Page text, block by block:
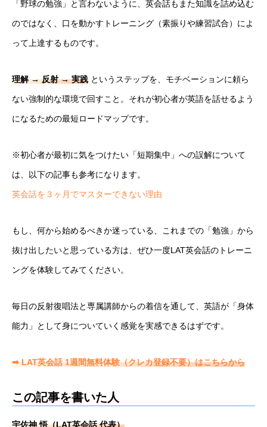
「野球の勉強」と言わないように、英会話もまた知識を詰め込む
のではなく、口を動かすトレーニング（素振りや練習試合）によ
って上達するものです。
理解 → 反射 → 実践 というステップを、モチベーションに頼ら
ない強制的な環境で回すこと。それが初心者が英語を話せるよう
になるための最短ロードマップです。
※初心者が最初に気をつけたい「短期集中」への誤解について
は、以下の記事も参考になります。
英会話を３ヶ月でマスターできない理由
もし、何から始めるべきか迷っている、これまでの「勉強」から
抜け出したいと思っている方は、ぜひ一度LAT英会話のトレーニ
ングを体験してみてください。
毎日の反射復唱法と専属講師からの着信を通して、英語が「身体
能力」として身についていく感覚を実感できるはずです。
➡ LAT英会話 1週間無料体験（クレカ登録不要）はこちらから
この記事を書いた人
宇佐神 悟（LAT英会話 代表）